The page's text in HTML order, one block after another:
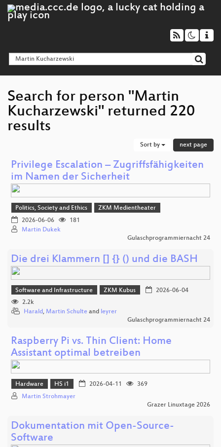
Search for person "Martin
Kucharzewski" returned 220
results
Sort by next page
Privilege Escalation – Zugriffsfähigkeiten
im Namen der Sicherheit
Politics, Society and Ethics
ZKM Medientheater
2026-06-06
181
Martin Dukek
Gulaschprogrammiernacht 24
Die drei Klammern [] {} () und die BASH
Software and Infrastructure ZKM Kubus
2026-06-04
2.2k
Harald, Martin Schulte and leyrer
Gulaschprogrammiernacht 24
Raspberry Pi vs. Thin Client: Home
Assistant optimal betreiben
Hardware HS i1 2026-04-11
369
Martin Strohmayer
Grazer Linuxtage 2026
Dokumentation mit Open-Source-
Software